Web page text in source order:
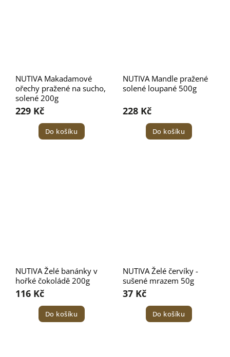
NUTIVA Makadamové
ořechy pražené na sucho,
solené 200g
229 Kč
Do košíku
NUTIVA Mandle pražené
solené loupané 500g
228 Kč
Do košíku
NUTIVA Želé banánky v
hořké čokoládě 200g
116 Kč
Do košíku
NUTIVA Želé červíky -
sušené mrazem 50g
37 Kč
Do košíku